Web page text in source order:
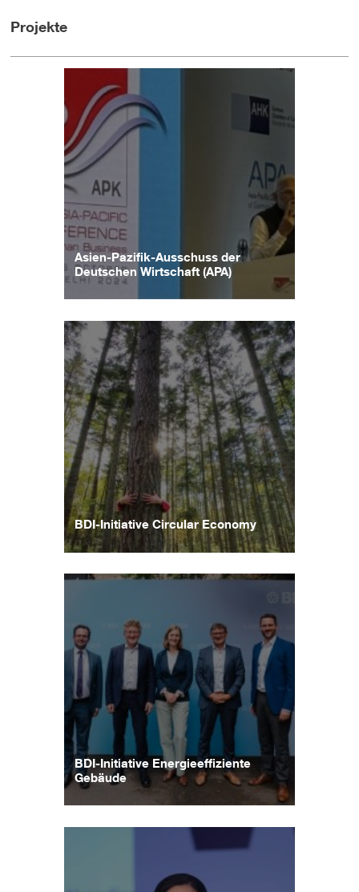
Projekte
Asien-Pazifik-Ausschuss der
Deutschen Wirtschaft (APA)
BDI-Initiative Circular Economy
BDI-Initiative Energieeffiziente
Gebäude